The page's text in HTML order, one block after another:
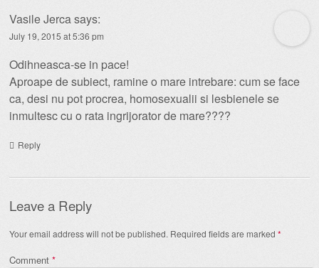
Vasile Jercasays:
July 19, 2015 at 5:36 pm
Odihneasca-se in pace!
Aproape de subiect, ramine o mare intrebare: cum se face
ca, desi nu pot procrea, homosexualii si lesbienele se
inmultesc cu o rata ingrijorator de mare????
Reply
Leave a Reply
Your email address will not be published. Required fields are marked *
Comment *